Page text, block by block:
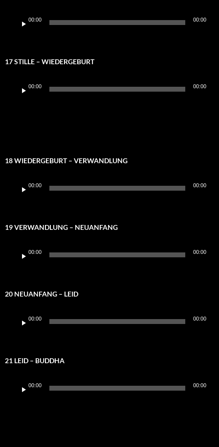
Player
00:00 00:00
17 STILLE – WIEDERGEBURT
Player
00:00 00:00
18 WIEDERGEBURT – VERWANDLUNG
Player
00:00 00:00
19 VERWANDLUNG – NEUANFANG
Player
00:00 00:00
20 NEUANFANG – LEID
Player
00:00 00:00
21 LEID – BUDDHA
Player
00:00 00:00